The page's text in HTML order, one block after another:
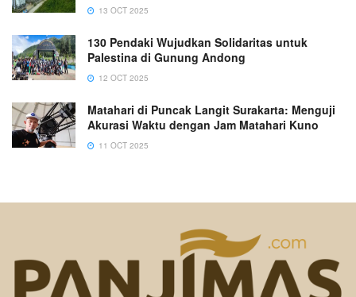
13 OCT 2025
130 Pendaki Wujudkan Solidaritas untuk
Palestina di Gunung Andong
12 OCT 2025
Matahari di Puncak Langit Surakarta: Menguji
Akurasi Waktu dengan Jam Matahari Kuno
11 OCT 2025